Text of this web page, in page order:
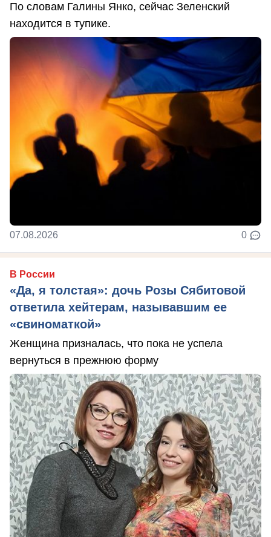
По словам Галины Янко, сейчас Зеленский
находится в тупике.
07.08.2026 0
В России
«Да, я толстая»: дочь Розы Сябитовой
ответила хейтерам, называвшим ее
«свиноматкой»
Женщина призналась, что пока не успела
вернуться в прежнюю форму